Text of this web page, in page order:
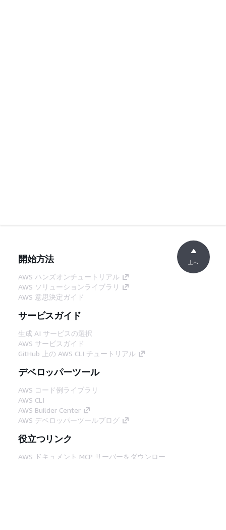
開始方法
AWS ハンズオンチュートリアル
AWS ソリューションライブラリ
AWS 意思決定ガイド
サービスガイド
生成 AI サービスの選択
AWS サービスガイド
GitHub 上の AWS CLI チュートリアル
デベロッパーツール
AWS コード例ライブラリ
AWS CLI
AWS Builder Center
AWS デベロッパーツールブログ
役立つリンク
AWS ドキュメント MCP サーバーをダウンロー
上へ